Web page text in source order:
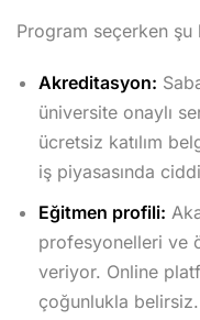
Program seçerken şu
Akreditasyon:
üniversite onaylı
ücretsiz katılım
iş piyasasında
Eğitmen profili:
profesyonelleri ve
veriyor. Online
çoğunlukla belirsiz.